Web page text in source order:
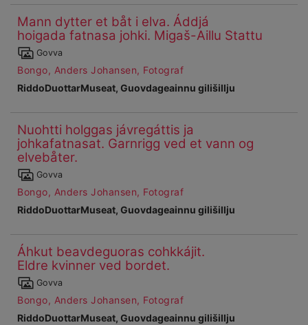
Ohcanboađus
57
Mann dytter et båt i elva. Áddjá
hoigada fatnasa johki. Migaš-Aillu Stattu
Čájet
dieđuid
Govva
Bongo, Anders Johansen, Fotograf
RiddoDuottarMuseat, Guovdageainnu gilišillju
Ohcanboađus
58
Nuohtti holggas jávregáttis ja
johkafatnasat. Garnrigg ved et vann og
elvebåter.
Čájet
dieđuid
Govva
Bongo, Anders Johansen, Fotograf
RiddoDuottarMuseat, Guovdageainnu gilišillju
Ohcanboađus
59
Áhkut beavdeguoras cohkkájit.
Eldre kvinner ved bordet.
Čájet
dieđuid
Govva
Bongo, Anders Johansen, Fotograf
RiddoDuottarMuseat, Guovdageainnu gilišillju